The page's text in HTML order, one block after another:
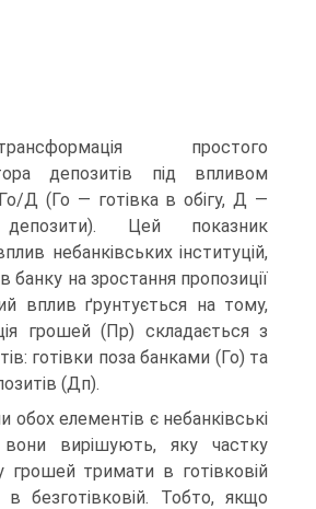
простого
депозитів під впливом
Го/Д (Го — готівка в обігу, Д —
депозити). Цей показник
небанківських інституцій,
банку на зростання пропозиції
вплив ґрунтується на тому,
грошей (Пр) складається з
готівки поза банками (Го) та
(Дп).
обох елементів є небанківські
вони вирішують, яку частку
грошей тримати в готівковій
безготівковій. Тобто, якщо